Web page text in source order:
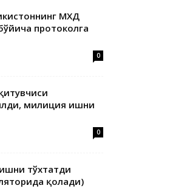
МХДҚ
протоколга
0
милиция ишни
0
тўхтатди
қолади)